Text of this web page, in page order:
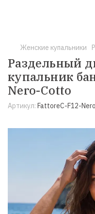
Женские купальники
Раздельный
купальник
Nero-Cotto
Артикул: FattoreC-F12-